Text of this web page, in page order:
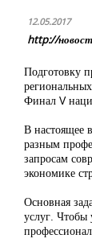
12.05.2017
http://
Подготовку
Финал V
В настоящее
разным
запросам
экономике
Основная
услуг. Чтобы